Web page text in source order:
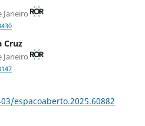
Janeiro
Cruz
Janeiro
espacoaberto.2025.60882